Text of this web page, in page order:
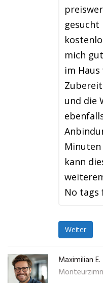
gesucht
mich
im
und die
kann
No
Weiter
Maximilian E.